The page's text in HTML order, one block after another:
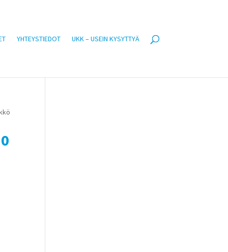
YHTEYSTIEDOT UKK – USEIN KYSYTTYÄ